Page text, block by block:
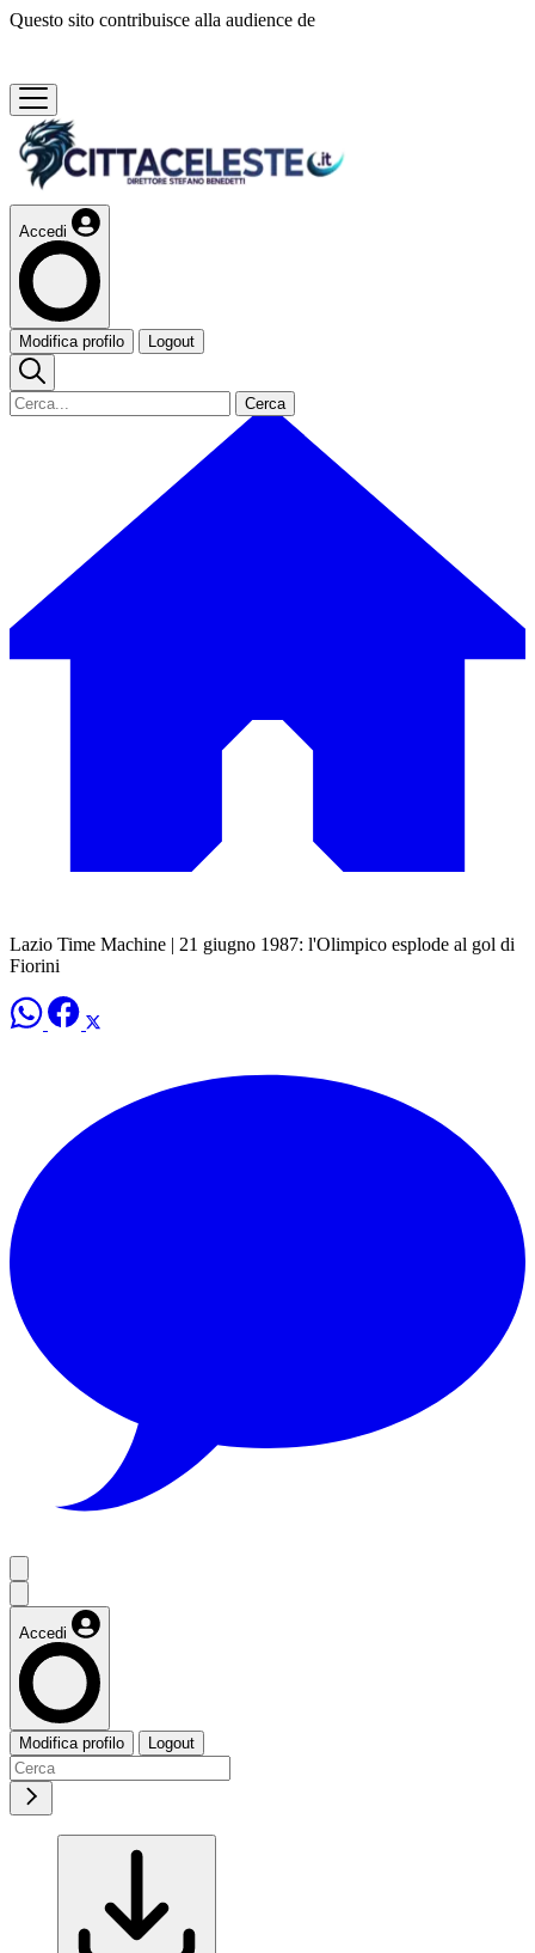
Questo sito contribuisce alla audience de
Accedi
Modifica profilo Logout
Cerca
Lazio Time Machine | 21 giugno 1987: l'Olimpico esplode al gol di
Fiorini
Accedi
Modifica profilo Logout